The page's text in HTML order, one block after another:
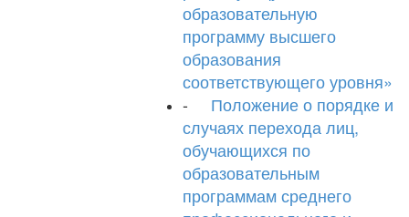
образовательную
программу высшего
образования
соответствующего уровня»
- Положение о порядке и
случаях перехода лиц,
обучающихся по
образовательным
программам среднего